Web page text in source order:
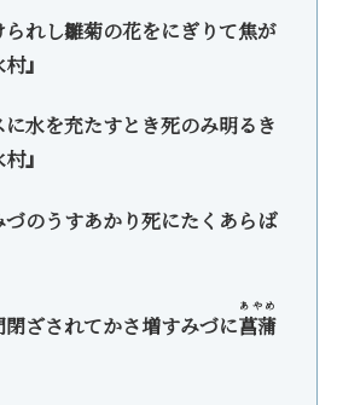
れし雛菊の花をにぎりて焦が
』
水を充たすとき死のみ明るき
』
のうすあかり死にたくあらば
ざされてかさ増すみづに菖蒲
あやめ